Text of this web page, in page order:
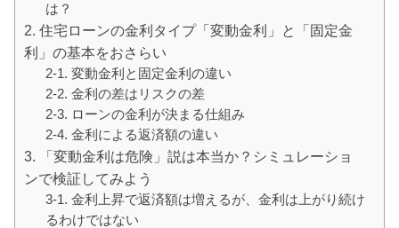
は？
2. 住宅ローンの金利タイプ「変動金利」と「固定金
利」の基本をおさらい
2-1. 変動金利と固定金利の違い
2-2. 金利の差はリスクの差
2-3. ローンの金利が決まる仕組み
2-4. 金利による返済額の違い
3. 「変動金利は危険」説は本当か？シミュレーショ
ンで検証してみよう
3-1. 金利上昇で返済額は増えるが、金利は上がり続け
るわけではない